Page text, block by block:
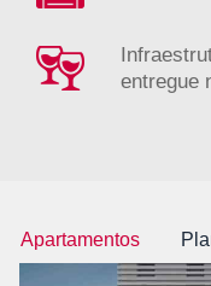
entregue
Apartamentos